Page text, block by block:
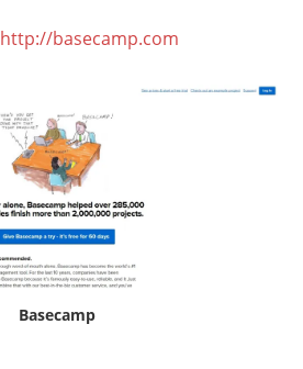
http://basecamp.com
Basecamp